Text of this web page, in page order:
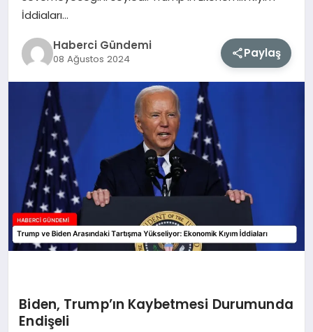
İddiaları…
Haberci Gündemi
08 Ağustos 2024 Paylaş
Biden, Trump’ın Kaybetmesi Durumunda
Endişeli